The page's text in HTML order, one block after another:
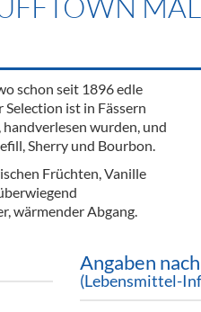
& Desinfektion
schon seit 1896 edle
ist in Fässern
wurden, und
Sherry und Bourbon.
Früchten, Vanille
wärmender Abgang.
Angaben
(Lebensmittel-